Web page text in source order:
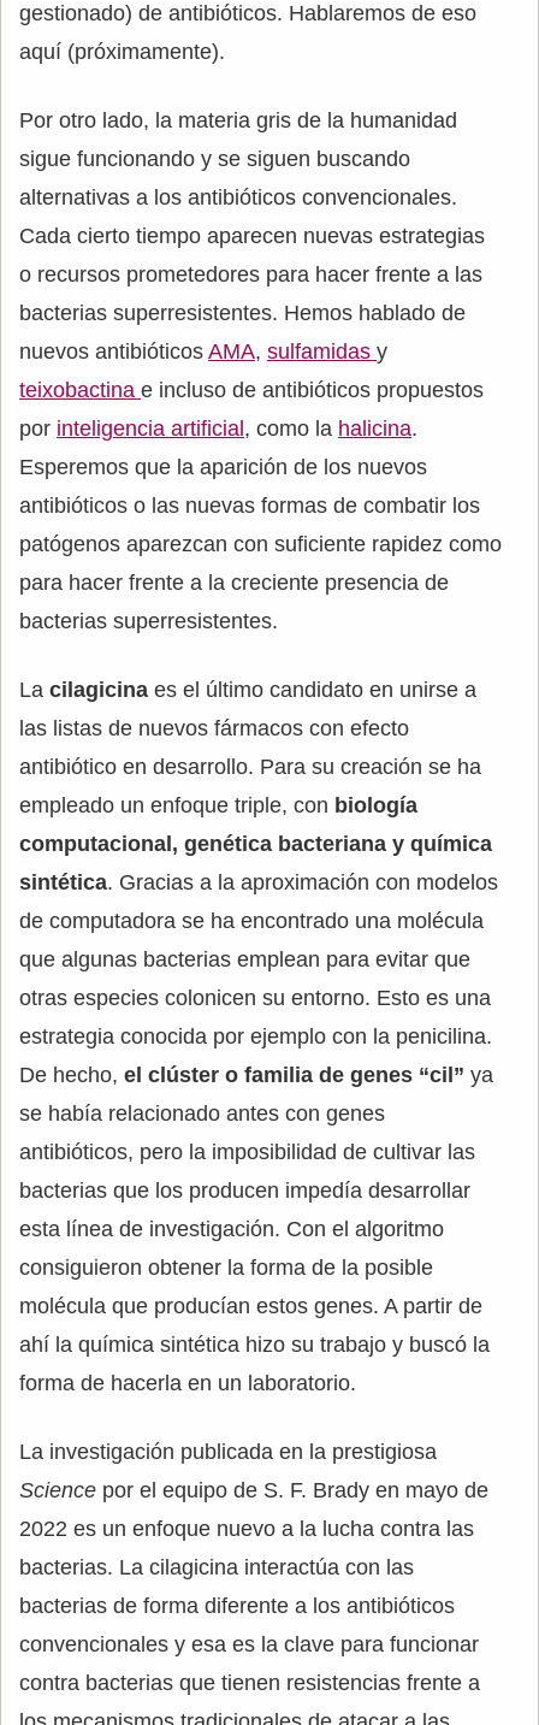
gestionado) de antibióticos. Hablaremos de eso
aquí (próximamente).
Por otro lado, la materia gris de la humanidad
sigue funcionando y se siguen buscando
alternativas a los antibióticos convencionales.
Cada cierto tiempo aparecen nuevas estrategias
o recursos prometedores para hacer frente a las
bacterias superresistentes. Hemos hablado de
nuevos antibióticos AMA, sulfamidas y
teixobactina e incluso de antibióticos propuestos
por inteligencia artificial , como la halicina.
Esperemos que la aparición de los nuevos
antibióticos o las nuevas formas de combatir los
patógenos aparezcan con suficiente rapidez como
para hacer frente a la creciente presencia de
bacterias superresistentes.
La cilagicina es el último candidato en unirse a
las listas de nuevos fármacos con efecto
antibiótico en desarrollo. Para su creación se ha
empleado un enfoque triple, con biología
computacional, genética bacteriana y química
sintética. Gracias a la aproximación con modelos
de computadora se ha encontrado una molécula
que algunas bacterias emplean para evitar que
otras especies colonicen su entorno. Esto es una
estrategia conocida por ejemplo con la penicilina.
De hecho, el clúster o familia de genes “cil” ya
se había relacionado antes con genes
antibióticos, pero la imposibilidad de cultivar las
bacterias que los producen impedía desarrollar
esta línea de investigación. Con el algoritmo
consiguieron obtener la forma de la posible
molécula que producían estos genes. A partir de
ahí la química sintética hizo su trabajo y buscó la
forma de hacerla en un laboratorio.
La investigación publicada en la prestigiosa
Science por el equipo de S. F. Brady en mayo de
2022 es un enfoque nuevo a la lucha contra las
bacterias. La cilagicina interactúa con las
bacterias de forma diferente a los antibióticos
convencionales y esa es la clave para funcionar
contra bacterias que tienen resistencias frente a